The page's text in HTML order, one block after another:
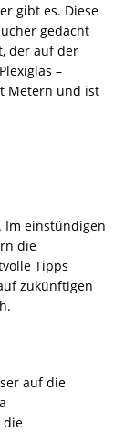
gibt es. Diese
gedacht
der auf der
–
Metern und ist
Im einstündigen
die
Tipps
zukünftigen
auf die
die